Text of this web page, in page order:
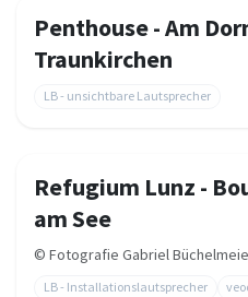
Penthouse - Am
Traunkirchen
LB - unsichtbare Lautsprecher
Refugium Lunz -
am See
© Fotografie Gabriel
LB - Installationslautsprecher